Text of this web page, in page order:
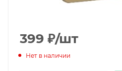
399 ₽/шт
Нет в наличии